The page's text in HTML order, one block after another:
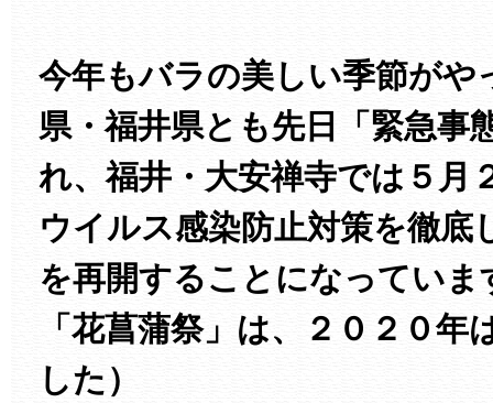
今年もバラの美しい季節がや
県・福井県とも先日「緊急事
れ、福井・大安禅寺では５月
ウイルス感染防止対策を徹底
を再開することになっていま
「花菖蒲祭」は、２０２０年
した）